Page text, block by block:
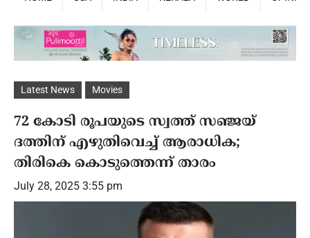
Latest News Movies
72 കോടി രൂപയുടെ സ്വത്ത് സഞ്ജയ്
ദത്തിന് എഴുതിവെച്ച് ആരാധിക;
തിരികെ കൊടുത്തെന്ന് താരം
July 28, 2025 3:55 pm